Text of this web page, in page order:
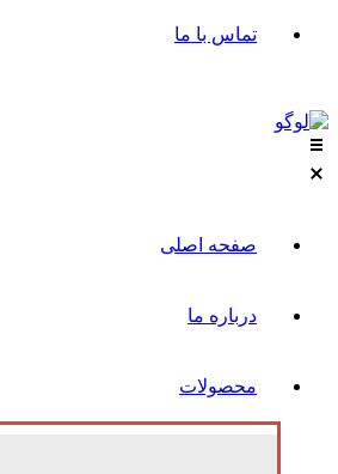
تماس با ما
صفحه اصلی
درباره ما
محصولات